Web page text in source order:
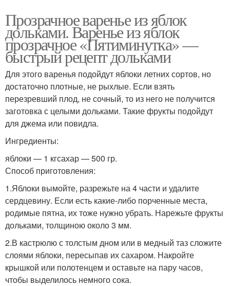
Прозрачное варенье из яблок
дольками. Варенье из яблок
прозрачное «Пятиминутка» —
быстрый рецепт дольками
Для этого варенья подойдут яблоки летних сортов, но
достаточно плотные, не рыхлые. Если взять
перезревший плод, не сочный, то из него не получится
заготовка с целыми дольками. Такие фрукты подойдут
для джема или повидла.
Ингредиенты:
яблоки — 1 кгсахар — 500 гр.
Способ приготовления:
1.Яблоки вымойте, разрежьте на 4 части и удалите
сердцевину. Если есть какие-либо порченные места,
родимые пятна, их тоже нужно убрать. Нарежьте фрукты
дольками, толщиною около 3 мм.
2.В кастрюлю с толстым дном или в медный таз сложите
слоями яблоки, пересыпав их сахаром. Накройте
крышкой или полотенцем и оставьте на пару часов,
чтобы выделилось немного сока.